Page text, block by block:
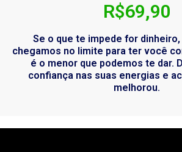
R$69,90
Se o que te impede for
chegamos no limite para ter você
é o menor que podemos te dar.
confiança nas suas energias e
melhorou.